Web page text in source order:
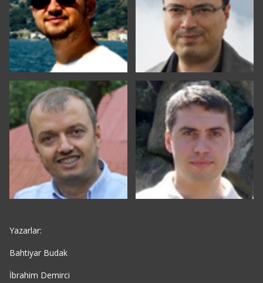
Yazarlar:
Bahtiyar Budak
İbrahim Demirci